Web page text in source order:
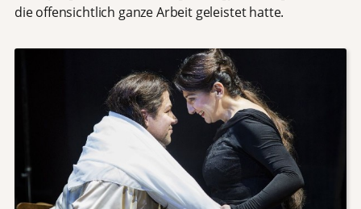
die offensichtlich ganze Arbeit geleistet hatte.